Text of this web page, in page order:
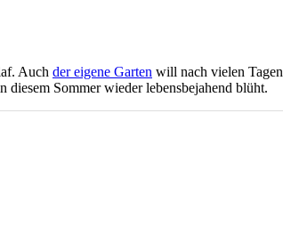
Auch der eigene Garten will nach vielen
diesem Sommer wieder lebensbejahend blüht.